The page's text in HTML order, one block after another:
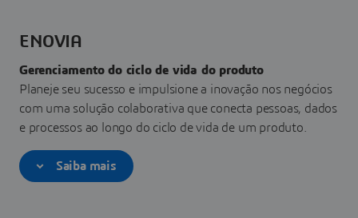
ENOVIA
Gerenciamento do ciclo de vida do produto
Planeje seu sucesso e impulsione a inovação nos negócios
com uma solução colaborativa que conecta pessoas, dados
e processos ao longo do ciclo de vida de um produto.
Saiba mais